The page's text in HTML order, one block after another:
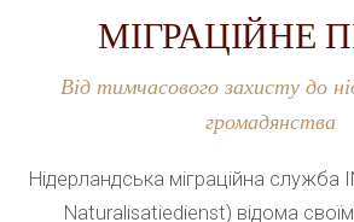
оформляє вид на проживання,
конфліктом на роботі або
Нідерландахдопомагає
і відстояти
отримання статусу біженця
МІГРАЦІЙНЕ
Від тимчасового захисту до
громадянства
Нідерландська міграційна служба
Naturalisatiedienst) відома